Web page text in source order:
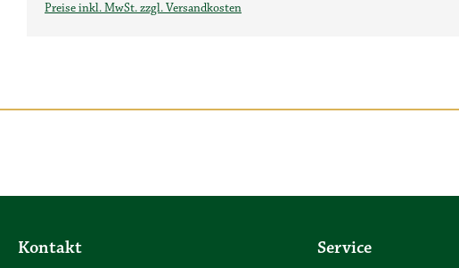
Preise inkl. MwSt. zzgl. Versandkosten
Kontakt Service